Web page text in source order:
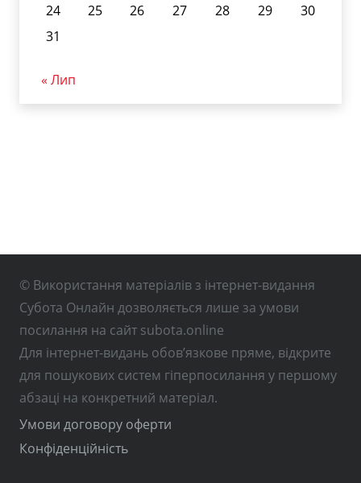
24
25 26 27 28 29
30
31
« Лип
© Використання матеріалів з інтернет-видання
Субота Онлайн дозволяється лише за умови
посилання на сайт subota.online
Для інтернет-видань обов’язкове пряме, відкрите
для пошукових систем гіперпосилання у першому
абзаці на конкретний матеріал.
Умови договору оферти
Конфіденційність